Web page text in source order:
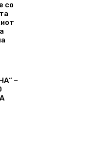
со
–